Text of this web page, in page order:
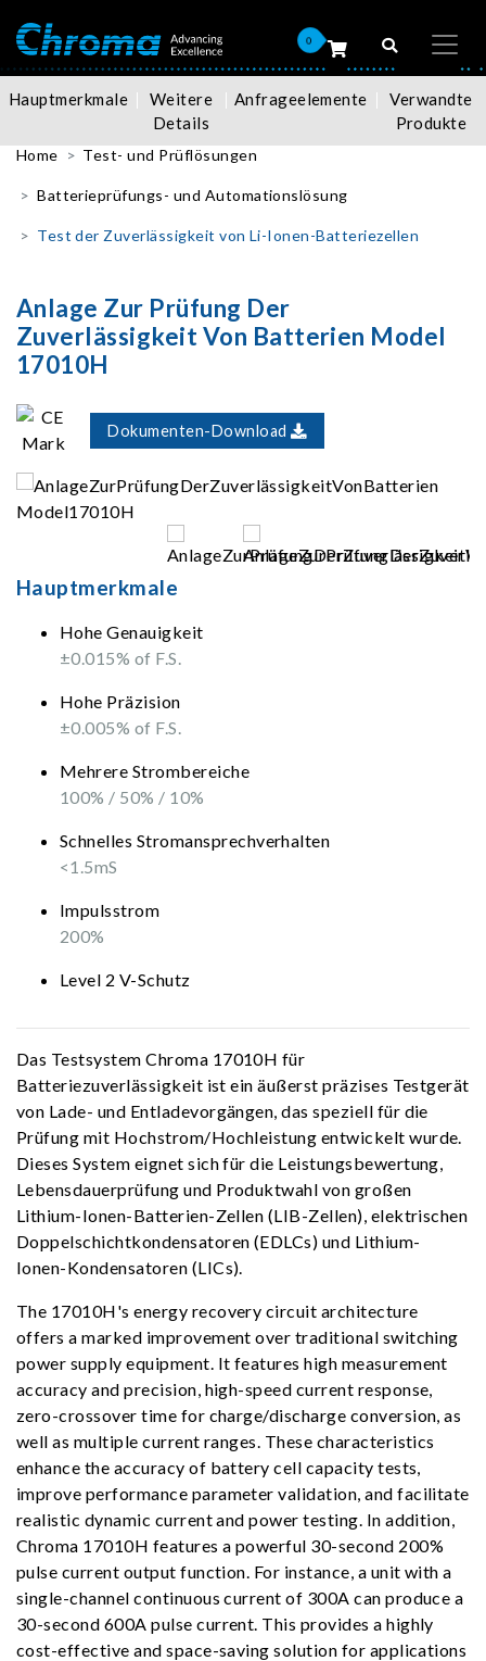
0
Hauptmerkmale
Weitere
Details
Anfrageelemente
Verwandte
Produkte
Home Test- und Prüflösungen
Batterieprüfungs- und Automationslösung
Test der Zuverlässigkeit von Li-Ionen-Batteriezellen
Anlage Zur Prüfung Der
Zuverlässigkeit Von Batterien Model
17010H
Dokumenten-Download
Hauptmerkmale
Hohe Genauigkeit
±0.015% of F.S.
Hohe Präzision
±0.005% of F.S.
Mehrere Strombereiche
100% / 50% / 10%
Schnelles Stromansprechverhalten
<1.5mS
Impulsstrom
200%
Level 2 V-Schutz
Das Testsystem Chroma 17010H für
Batteriezuverlässigkeit ist ein äußerst präzises Testgerät
von Lade- und Entladevorgängen, das speziell für die
Prüfung mit Hochstrom/Hochleistung entwickelt wurde.
Dieses System eignet sich für die Leistungsbewertung,
Lebensdauerprüfung und Produktwahl von großen
Lithium-Ionen-Batterien-Zellen (LIB-Zellen), elektrischen
Doppelschichtkondensatoren (EDLCs) und Lithium-
Ionen-Kondensatoren (LICs).
The 17010H's energy recovery circuit architecture
offers a marked improvement over traditional switching
power supply equipment. It features high measurement
accuracy and precision, high-speed current response,
zero-crossover time for charge/discharge conversion, as
well as multiple current ranges. These characteristics
enhance the accuracy of battery cell capacity tests,
improve performance parameter validation, and facilitate
realistic dynamic current and power testing. In addition,
Chroma 17010H features a powerful 30-second 200%
pulse current output function. For instance, a unit with a
single-channel continuous current of 300A can produce a
30-second 600A pulse current. This provides a highly
cost-effective and space-saving solution for applications